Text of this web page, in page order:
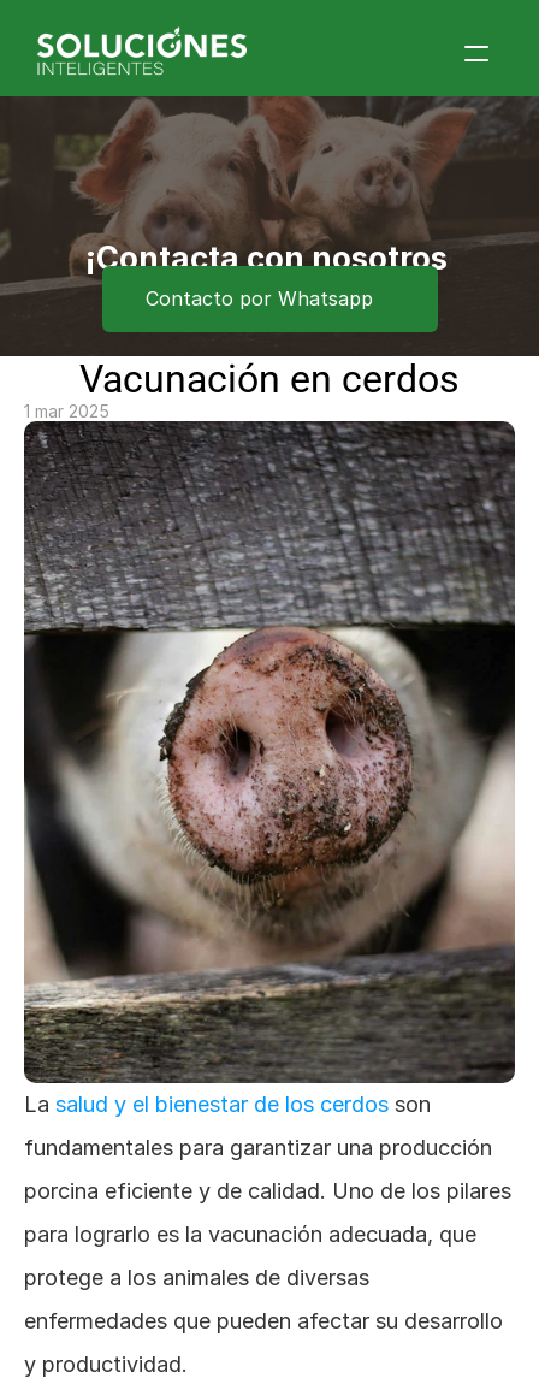
Home
Quiénes Somos
Productos
Blog
Contacto
Eventos
¡Contacta con nosotros
ahora!
Contacto por Whatsapp
Vacunación en cerdos
1 mar 2025
La salud y el bienestar de los cerdos son
fundamentales para garantizar una producción
porcina eficiente y de calidad. Uno de los pilares
para lograrlo es la vacunación adecuada, que
protege a los animales de diversas
enfermedades que pueden afectar su desarrollo
y productividad.